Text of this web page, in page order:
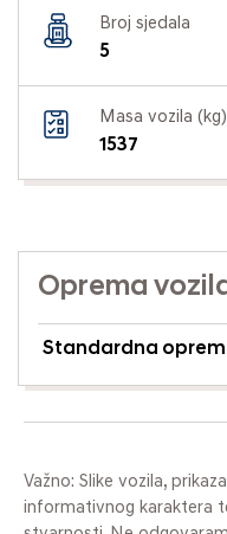
Broj sjedala
5
Masa vozila (kg)
1537
Oprema
Standardna
Važno: Slike vozila,
informativnog karaktera